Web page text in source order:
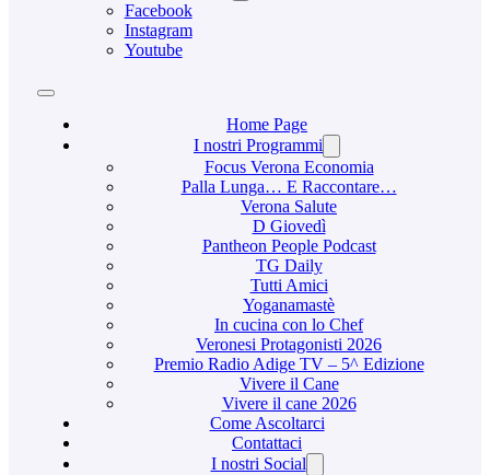
Facebook
Instagram
Youtube
Home Page
I nostri Programmi
Focus Verona Economia
Palla Lunga… E Raccontare…
Verona Salute
D Giovedì
Pantheon People Podcast
TG Daily
Tutti Amici
Yoganamastè
In cucina con lo Chef
Veronesi Protagonisti 2026
Premio Radio Adige TV – 5^ Edizione
Vivere il Cane
Vivere il cane 2026
Come Ascoltarci
Contattaci
I nostri Social